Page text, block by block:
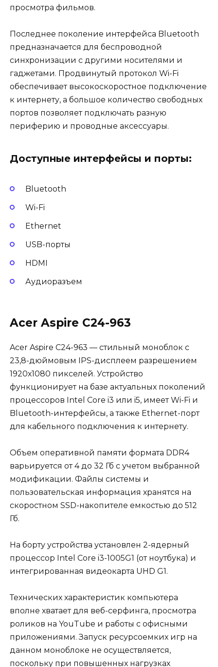
просмотра фильмов.
Последнее поколение интерфейса Bluetooth
предназначается для беспроводной
синхронизации с другими носителями и
гаджетами. Продвинутый протокол Wi-Fi
обеспечивает высокоскоростное подключение
к интернету, а большое количество свободных
портов позволяет подключать разную
периферию и проводные аксессуары.
Доступные интерфейсы и порты:
Bluetooth
Wi-Fi
Ethernet
USB-порты
HDMI
Аудиоразъем
Acer Aspire C24-963
Acer Aspire C24-963 — стильный моноблок с
23,8-дюймовым IPS-дисплеем разрешением
1920х1080 пикселей. Устройство
функционирует на базе актуальных поколений
процессоров Intel Core i3 или i5, имеет Wi-Fi и
Bluetooth-интерфейсы, а также Ethernet-порт
для кабельного подключения к интернету.
Объем оперативной памяти формата DDR4
варьируется от 4 до 32 Гб с учетом выбранной
модификации. Файлы системы и
пользовательская информация хранятся на
скоростном SSD-накопителе емкостью до 512
Гб.
На борту устройства установлен 2-ядерный
процессор Intel Core i3-1005G1 (от ноутбука) и
интегрированная видеокарта UHD G1.
Технических характеристик компьютера
вполне хватает для веб-серфинга, просмотра
роликов на YouTube и работы с офисными
приложениями. Запуск ресурсоемких игр на
данном моноблоке не осуществляется,
поскольку при повышенных нагрузках